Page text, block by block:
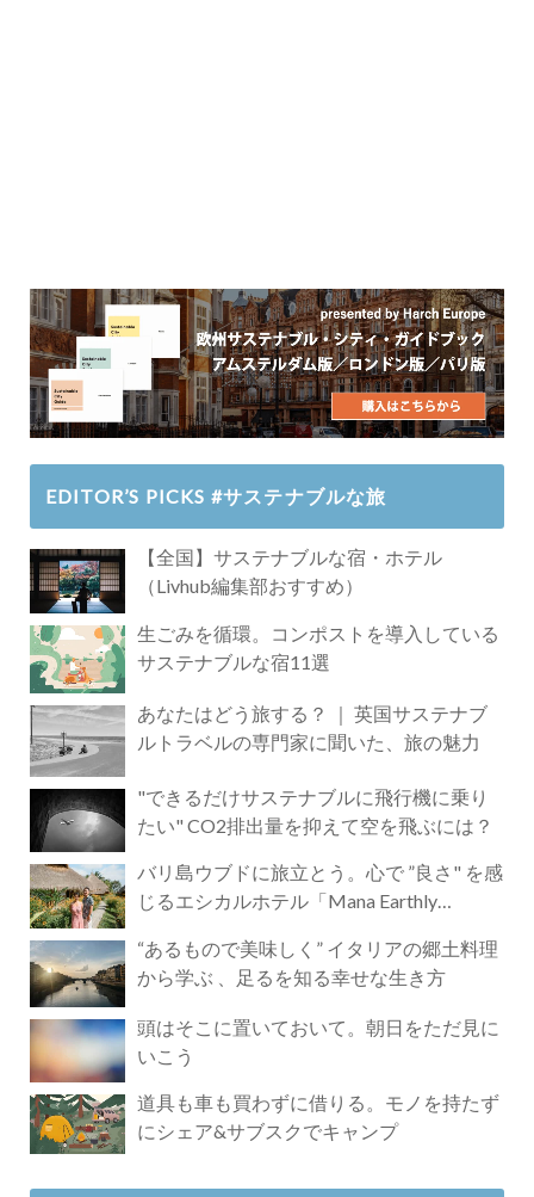
EDITOR’S PICKS #サステナブルな旅
【全国】サステナブルな宿・ホテル
（Livhub編集部おすすめ）
生ごみを循環。コンポストを導入している
サステナブルな宿11選
あなたはどう旅する？ ｜ 英国サステナブ
ルトラベルの専門家に聞いた、旅の魅力
"できるだけサステナブルに飛行機に乗り
たい" CO2排出量を抑えて空を飛ぶには？
バリ島ウブドに旅立とう。心で ”良さ" を感
じるエシカルホテル「Mana Earthly
“あるもので美味しく” イタリアの郷土料理
から学ぶ 、足るを知る幸せな生き方
頭はそこに置いておいて。朝日をただ見に
いこう
道具も車も買わずに借りる。モノを持たず
にシェア&サブスクでキャンプ